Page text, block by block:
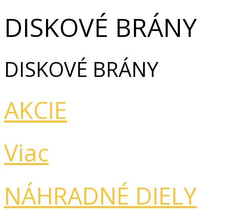
DISKOVÉ BRÁNY
DISKOVÉ BRÁNY
AKCIE
Viac
NÁHRADNÉ DIELY